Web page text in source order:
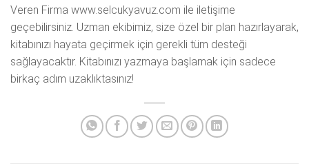
Veren Firma www.selcukyavuz.com ile iletişime
geçebilirsiniz. Uzman ekibimiz, size özel bir plan hazırlayarak,
kitabınızı hayata geçirmek için gerekli tüm desteği
sağlayacaktır. Kitabınızı yazmaya başlamak için sadece
birkaç adım uzaklıktasınız!